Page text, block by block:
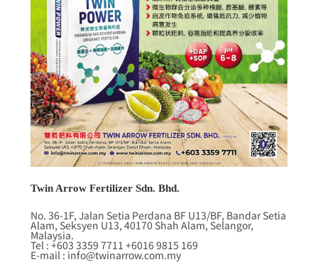
Twin Arrow Fertilizer Sdn. Bhd.
No. 36-1F, Jalan Setia Perdana BF U13/BF, Bandar Setia
Alam, Seksyen U13, 40170 Shah Alam, Selangor,
Malaysia.
Tel : +603 3359 7711 +6016 9815 169
E-mail : info@twinarrow.com.my